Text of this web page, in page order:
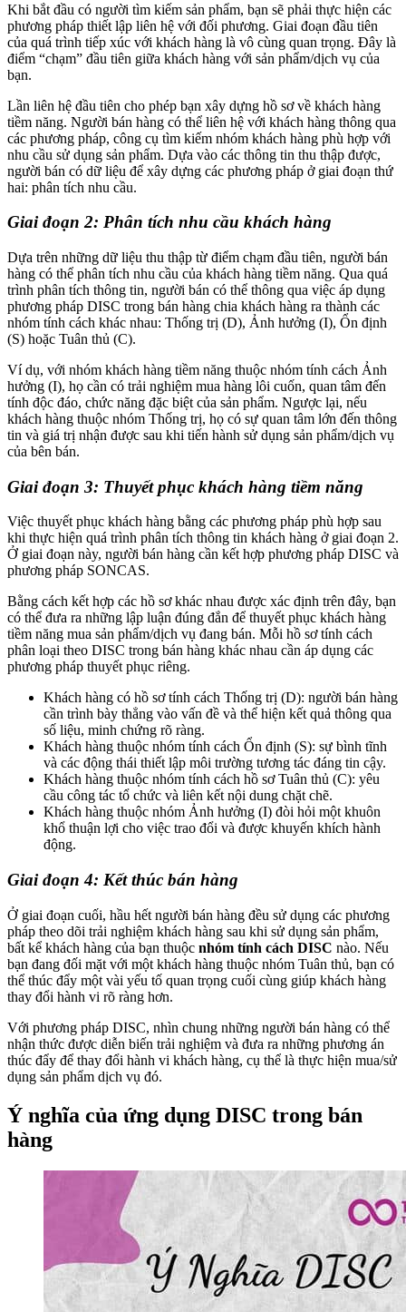
Khi bắt đầu có người tìm kiếm sản phẩm, bạn sẽ phải thực hiện các
phương pháp thiết lập liên hệ với đối phương. Giai đoạn đầu tiên
của quá trình tiếp xúc với khách hàng là vô cùng quan trọng. Đây là
điểm “chạm” đầu tiên giữa khách hàng với sản phẩm/dịch vụ của
bạn.
Lần liên hệ đầu tiên cho phép bạn xây dựng hồ sơ về khách hàng
tiềm năng. Người bán hàng có thể liên hệ với khách hàng thông qua
các phương pháp, công cụ tìm kiếm nhóm khách hàng phù hợp với
nhu cầu sử dụng sản phẩm. Dựa vào các thông tin thu thập được,
người bán có dữ liệu để xây dựng các phương pháp ở giai đoạn thứ
hai: phân tích nhu cầu.
Giai đoạn 2: Phân tích nhu cầu khách hàng
Dựa trên những dữ liệu thu thập từ điểm chạm đầu tiên, người bán
hàng có thể phân tích nhu cầu của khách hàng tiềm năng. Qua quá
trình phân tích thông tin, người bán có thể thông qua việc áp dụng
phương pháp DISC trong bán hàng chia khách hàng ra thành các
nhóm tính cách khác nhau: Thống trị (D), Ảnh hưởng (I), Ổn định
(S) hoặc Tuân thủ (C).
Ví dụ, với nhóm khách hàng tiềm năng thuộc nhóm tính cách Ảnh
hưởng (I), họ cần có trải nghiệm mua hàng lôi cuốn, quan tâm đến
tính độc đáo, chức năng đặc biệt của sản phẩm. Ngược lại, nếu
khách hàng thuộc nhóm Thống trị, họ có sự quan tâm lớn đến thông
tin và giá trị nhận được sau khi tiến hành sử dụng sản phẩm/dịch vụ
của bên bán.
Giai đoạn 3: Thuyết phục khách hàng tiềm năng
Việc thuyết phục khách hàng bằng các phương pháp phù hợp sau
khi thực hiện quá trình phân tích thông tin khách hàng ở giai đoạn 2.
Ở giai đoạn này, người bán hàng cần kết hợp phương pháp DISC và
phương pháp SONCAS.
Bằng cách kết hợp các hồ sơ khác nhau được xác định trên đây, bạn
có thể đưa ra những lập luận đúng đắn để thuyết phục khách hàng
tiềm năng mua sản phẩm/dịch vụ đang bán. Mỗi hồ sơ tính cách
phân loại theo DISC trong bán hàng khác nhau cần áp dụng các
phương pháp thuyết phục riêng.
Khách hàng có hồ sơ tính cách Thống trị (D): người bán hàng
cần trình bày thẳng vào vấn đề và thể hiện kết quả thông qua
số liệu, minh chứng rõ ràng.
Khách hàng thuộc nhóm tính cách Ổn định (S): sự bình tĩnh
và các động thái thiết lập môi trường tương tác đáng tin cậy.
Khách hàng thuộc nhóm tính cách hồ sơ Tuân thủ (C): yêu
cầu công tác tổ chức và liên kết nội dung chặt chẽ.
Khách hàng thuộc nhóm Ảnh hưởng (I) đòi hỏi một khuôn
khổ thuận lợi cho việc trao đổi và được khuyến khích hành
động.
Giai đoạn 4: Kết thúc bán hàng
Ở giai đoạn cuối, hầu hết người bán hàng đều sử dụng các phương
pháp theo dõi trải nghiệm khách hàng sau khi sử dụng sản phẩm,
bất kể khách hàng của bạn thuộc nhóm tính cách DISC nào. Nếu
bạn đang đối mặt với một khách hàng thuộc nhóm Tuân thủ, bạn có
thể thúc đẩy một vài yếu tố quan trọng cuối cùng giúp khách hàng
thay đổi hành vi rõ ràng hơn.
Với phương pháp DISC, nhìn chung những người bán hàng có thể
nhận thức được diễn biến trải nghiệm và đưa ra những phương án
thúc đẩy để thay đổi hành vi khách hàng, cụ thể là thực hiện mua/sử
dụng sản phẩm dịch vụ đó.
Ý nghĩa của ứng dụng DISC trong bán
hàng